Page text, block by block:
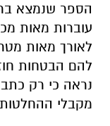
הספר שנמצא
עוברות מאות
לאורך מאות
להם הבטחות
נראה כי רק
מקבלי ההחלטות